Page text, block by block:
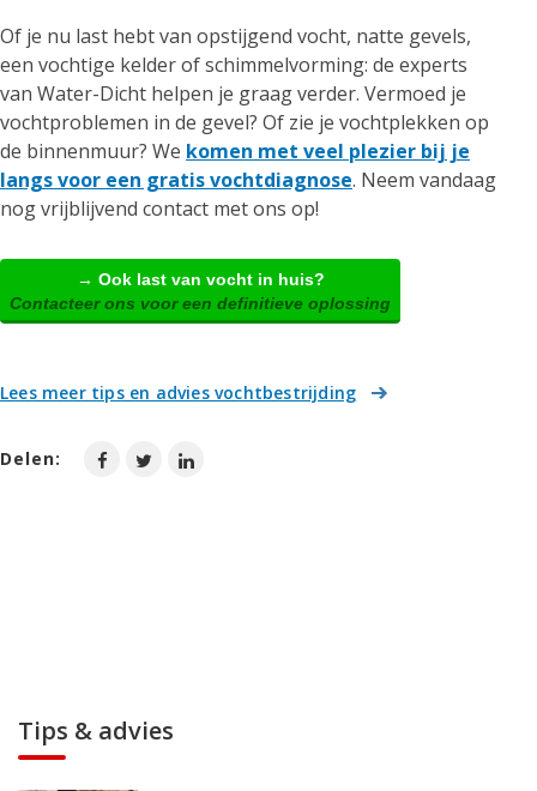
Of je nu last hebt van opstijgend vocht, natte gevels,
een vochtige kelder of schimmelvorming: de experts
van Water-Dicht helpen je graag verder. Vermoed je
vochtproblemen in de gevel? Of zie je vochtplekken op
de binnenmuur? We komen met veel plezier bij je
langs voor een gratis vochtdiagnose. Neem vandaag
nog vrijblijvend contact met ons op!
→ Ook last van vocht in huis?
Contacteer ons voor een definitieve oplossing
Lees meer tips en advies vochtbestrijding
Delen:
Tips & advies